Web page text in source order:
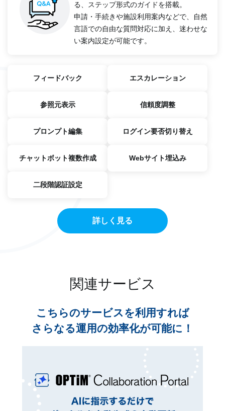
る、ステップ形式のガイドを搭載。
申請・手続きや施設利用案内などで、自然
言語での自由な質問対応に加え、迷わせな
い案内設定が可能です。
フィードバック エスカレーション
参照元表示 信頼度調整
プロンプト編集 ログイン要否切り替え
チャットボット複数作成 Webサイト埋込み
二段階認証設定
詳しく見る
関連サービス
こちらのサービスを利用すれば
さらなる運用の効率化が可能に！